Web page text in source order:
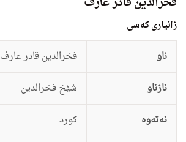
زانيارى کەسی
ناو
فخرالدین قادر عارف
نازناو
شێخ فخرالدین
نەتەوە
كورد